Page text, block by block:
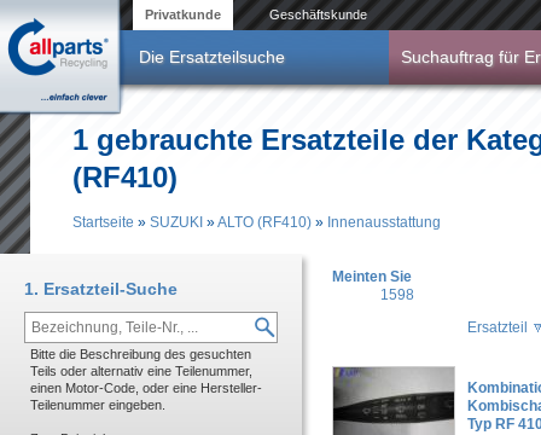
Privatkunde Geschäftskunde
Die Ersatzteilsuche Suchauftrag für
1 gebrauchte Ersatzteile der
(RF410)
Startseite » SUZUKI »ALTO (RF410) » Innenausstattung
Meinten Sie
1598
Ersatzteil
Typ RF
1. Ersatzteil-Suche
Bitte die Beschreibung des gesuchten
Teils oder alternativ eine Teilenummer,
einen Motor-Code, oder eine Hersteller-
Teilenummer eingeben.